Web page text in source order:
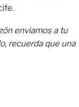
enviamos a tu
recuerda que una